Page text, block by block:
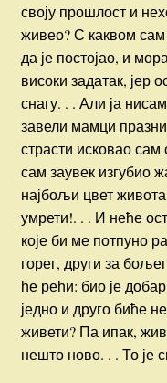
своју прошлост и
живео? С каквом
да је постојао, и
високи задатак, јер
снагу. . . Али ја
завели мамци
страсти исковао сам
сам заувек изгубио
најбољи цвет
умрети!. . . И неће
које би ме потпуно
горег, други за
ће рећи: био је
једно и друго биће
живети? Па ипак,
нешто ново. . . То је